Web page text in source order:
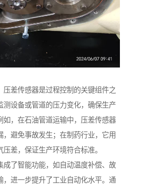
压差传感器是过程控制的关键组件之
测设备或管道的压力变化，确保生产
如，在石油管道运输中，压差传感器
，避免事故发生；在制药行业，它用
差，保证生产环境符合标准。
成了智能功能，如自动温度补偿、故
，进一步提升了工业自动化水平。通